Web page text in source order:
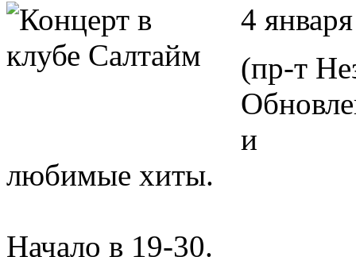
4
(пр-т
и
любимые хиты.
Начало в 19-30.